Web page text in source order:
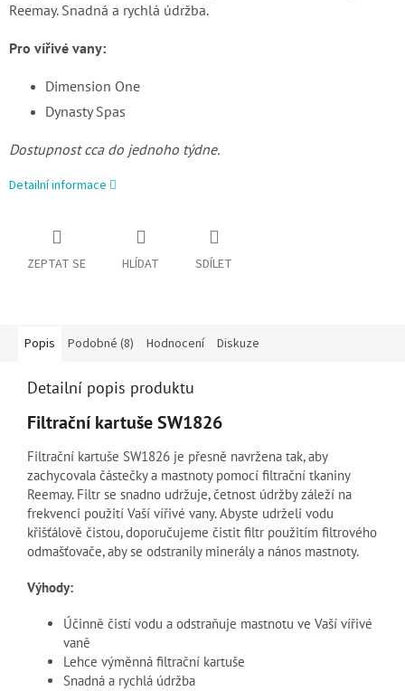
Reemay. Snadná a rychlá údržba.
Pro vířivé vany:
Dimension One
Dynasty Spas
Dostupnost cca do jednoho týdne.
Detailní informace
ZEPTAT SE HLÍDAT SDÍLET
Popis Podobné (8) Hodnocení Diskuze
Detailní popis produktu
Filtrační kartuše SW1826
Filtrační kartuše SW1826 je přesně navržena tak, aby
zachycovala částečky a mastnoty pomocí filtrační tkaniny
Reemay. Filtr se snadno udržuje, četnost údržby záleží na
frekvenci použití Vaší vířivé vany. Abyste udrželi vodu
křišťálově čistou, doporučujeme čistit filtr použitím filtrového
odmašťovače, aby se odstranily minerály a nános mastnoty.
Výhody:
Účinně čistí vodu a odstraňuje mastnotu ve Vaší vířivé
vaně
Lehce výměnná filtrační kartuše
Snadná a rychlá údržba